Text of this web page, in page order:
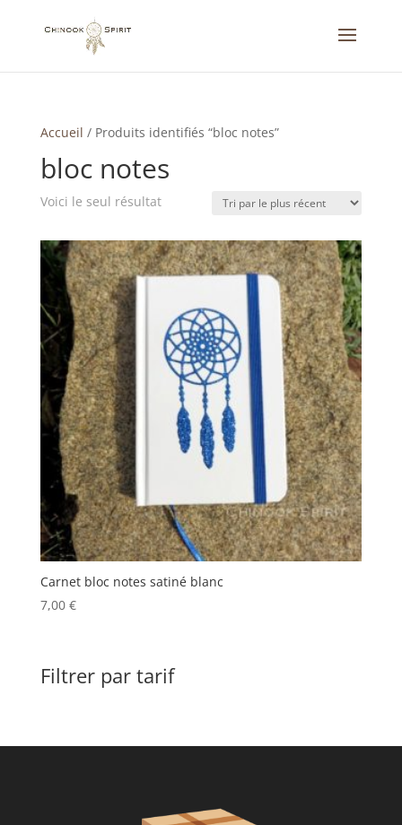
Accueil / Produits identifiés “bloc notes”
bloc notes
Voici le seul résultat
Carnet bloc notes satiné blanc
7,00 €
Filtrer par tarif